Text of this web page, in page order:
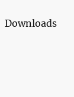
Downloads